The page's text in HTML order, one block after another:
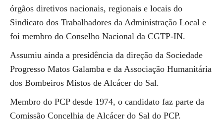
órgãos diretivos nacionais, regionais e locais do
Sindicato dos Trabalhadores da Administração Local e
foi membro do Conselho Nacional da CGTP-IN.
Assumiu ainda a presidência da direção da Sociedade
Progresso Matos Galamba e da Associação Humanitária
dos Bombeiros Mistos de Alcácer do Sal.
Membro do PCP desde 1974, o candidato faz parte da
Comissão Concelhia de Alcácer do Sal do PCP.